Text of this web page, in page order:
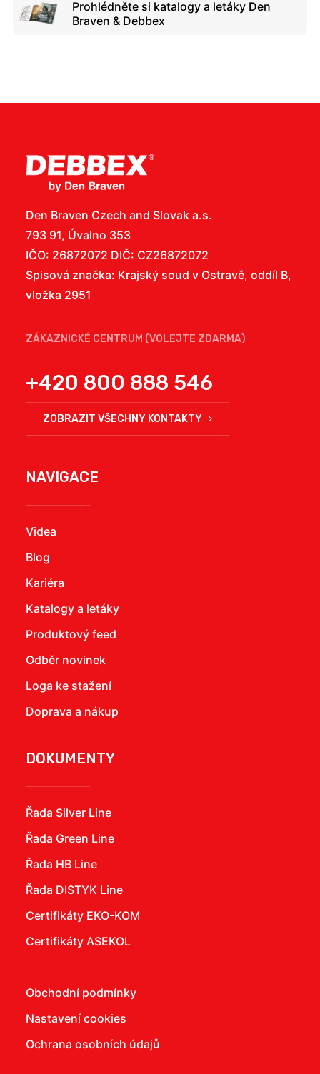
Prohlédněte si katalogy a letáky Den
Braven & Debbex
Den Braven Czech and Slovak a.s.
793 91, Úvalno 353
IČO: 26872072 DIČ: CZ26872072
Spisová značka: Krajský soud v Ostravě, oddíl B,
vložka 2951
ZÁKAZNICKÉ CENTRUM (VOLEJTE ZDARMA)
+420 800 888 546
ZOBRAZIT VŠECHNY KONTAKTY
NAVIGACE
Videa
Blog
Kariéra
Katalogy a letáky
Produktový feed
Odběr novinek
Loga ke stažení
Doprava a nákup
DOKUMENTY
Řada Silver Line
Řada Green Line
Řada HB Line
Řada DISTYK Line
Certifikáty EKO-KOM
Certifikáty ASEKOL
Obchodní podmínky
Nastavení cookies
Ochrana osobních údajů